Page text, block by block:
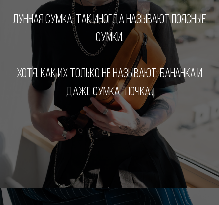
ЛУННАЯ СУМКА, ТАК ИНОГДА НАЗЫВАЮТ ПОЯСНЫЕ
СУМКИ.
ХОТЯ, КАК ИХ ТОЛЬКО НЕ НАЗЫВАЮТ: БАНАНКА И
ДАЖЕ СУМКА- ПОЧКА..